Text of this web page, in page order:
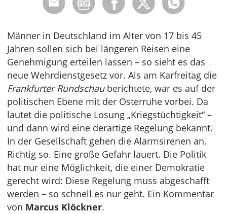
Männer in Deutschland im Alter von 17 bis 45
Jahren sollen sich bei längeren Reisen eine
Genehmigung erteilen lassen – so sieht es das
neue Wehrdienstgesetz vor. Als am Karfreitag die
Frankfurter Rundschauberichtete, war es auf der
politischen Ebene mit der Osterruhe vorbei. Da
lautet die politische Losung „Kriegstüchtigkeit“ –
und dann wird eine derartige Regelung bekannt.
In der Gesellschaft gehen die Alarmsirenen an.
Richtig so. Eine große Gefahr lauert. Die Politik
hat nur eine Möglichkeit, die einer Demokratie
gerecht wird: Diese Regelung muss abgeschafft
werden – so schnell es nur geht. Ein Kommentar
von Marcus Klöckner.